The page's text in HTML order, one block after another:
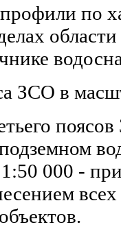
по
ЗСО в
000 -